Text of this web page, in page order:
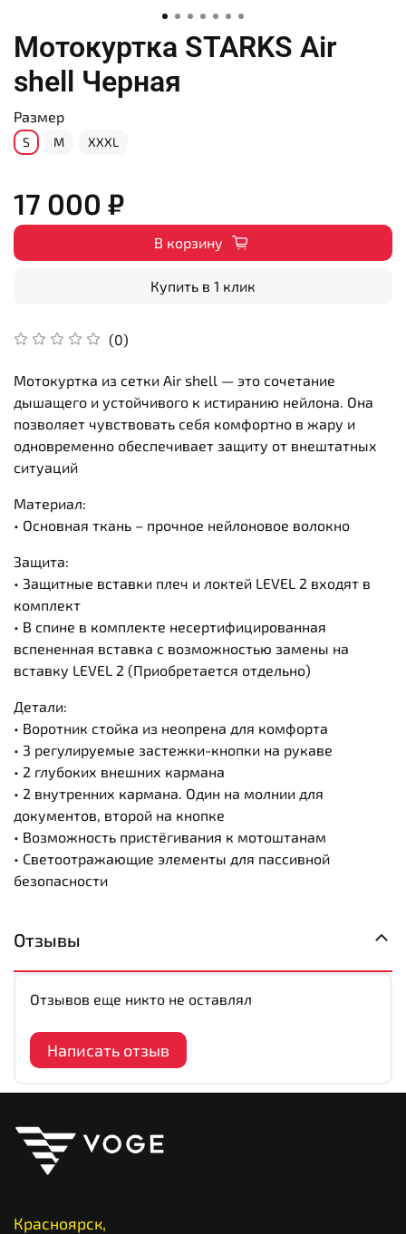
Мотокуртка STARKS Air
shell Черная
(0)
Размер
S M XXXL
17 000 ₽
В корзину
Купить в 1 клик
Мотокуртка из сетки Air shell — это сочетание
дышащего и устойчивого к истиранию нейлона. Она
позволяет чувствовать себя комфортно в жару и
одновременно обеспечивает защиту от внештатных
ситуаций
Материал:
• Основная ткань – прочное нейлоновое волокно
Защита:
• Защитные вставки плеч и локтей LEVEL 2 входят в
комплект
• В спине в комплекте несертифицированная
вспененная вставка с возможностью замены на
вставку LEVEL 2 (Приобретается отдельно)
Детали:
• Воротник стойка из неопрена для комфорта
• 3 регулируемые застежки-кнопки на рукаве
• 2 глубоких внешних кармана
• 2 внутренних кармана. Один на молнии для
документов, второй на кнопке
• Возможность пристёгивания к мотоштанам
• Светоотражающие элементы для пассивной
безопасности
Отзывы
Отзывов еще никто не оставлял
Написать отзыв
Красноярск,